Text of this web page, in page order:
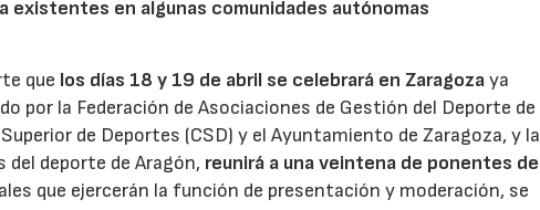
existentes en algunas comunidades autónomas
que los días 18 y 19 de abril se celebrará en Zaragozaya
por la Federación de Asociaciones de Gestión del Deporte de
de Deportes (CSD) y el Ayuntamiento de Zaragoza, y la
del deporte de Aragón, reunirá a una veintena de ponentes de
que ejercerán la función de presentación y moderación, se